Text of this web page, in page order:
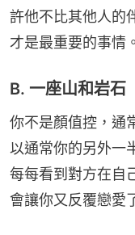
許他不比其他人的
才是最重要的事情。
B. 一座山和岩石
你不是顏值控，通
以通常你的另外一
每每看到對方在自
會讓你又反覆戀愛